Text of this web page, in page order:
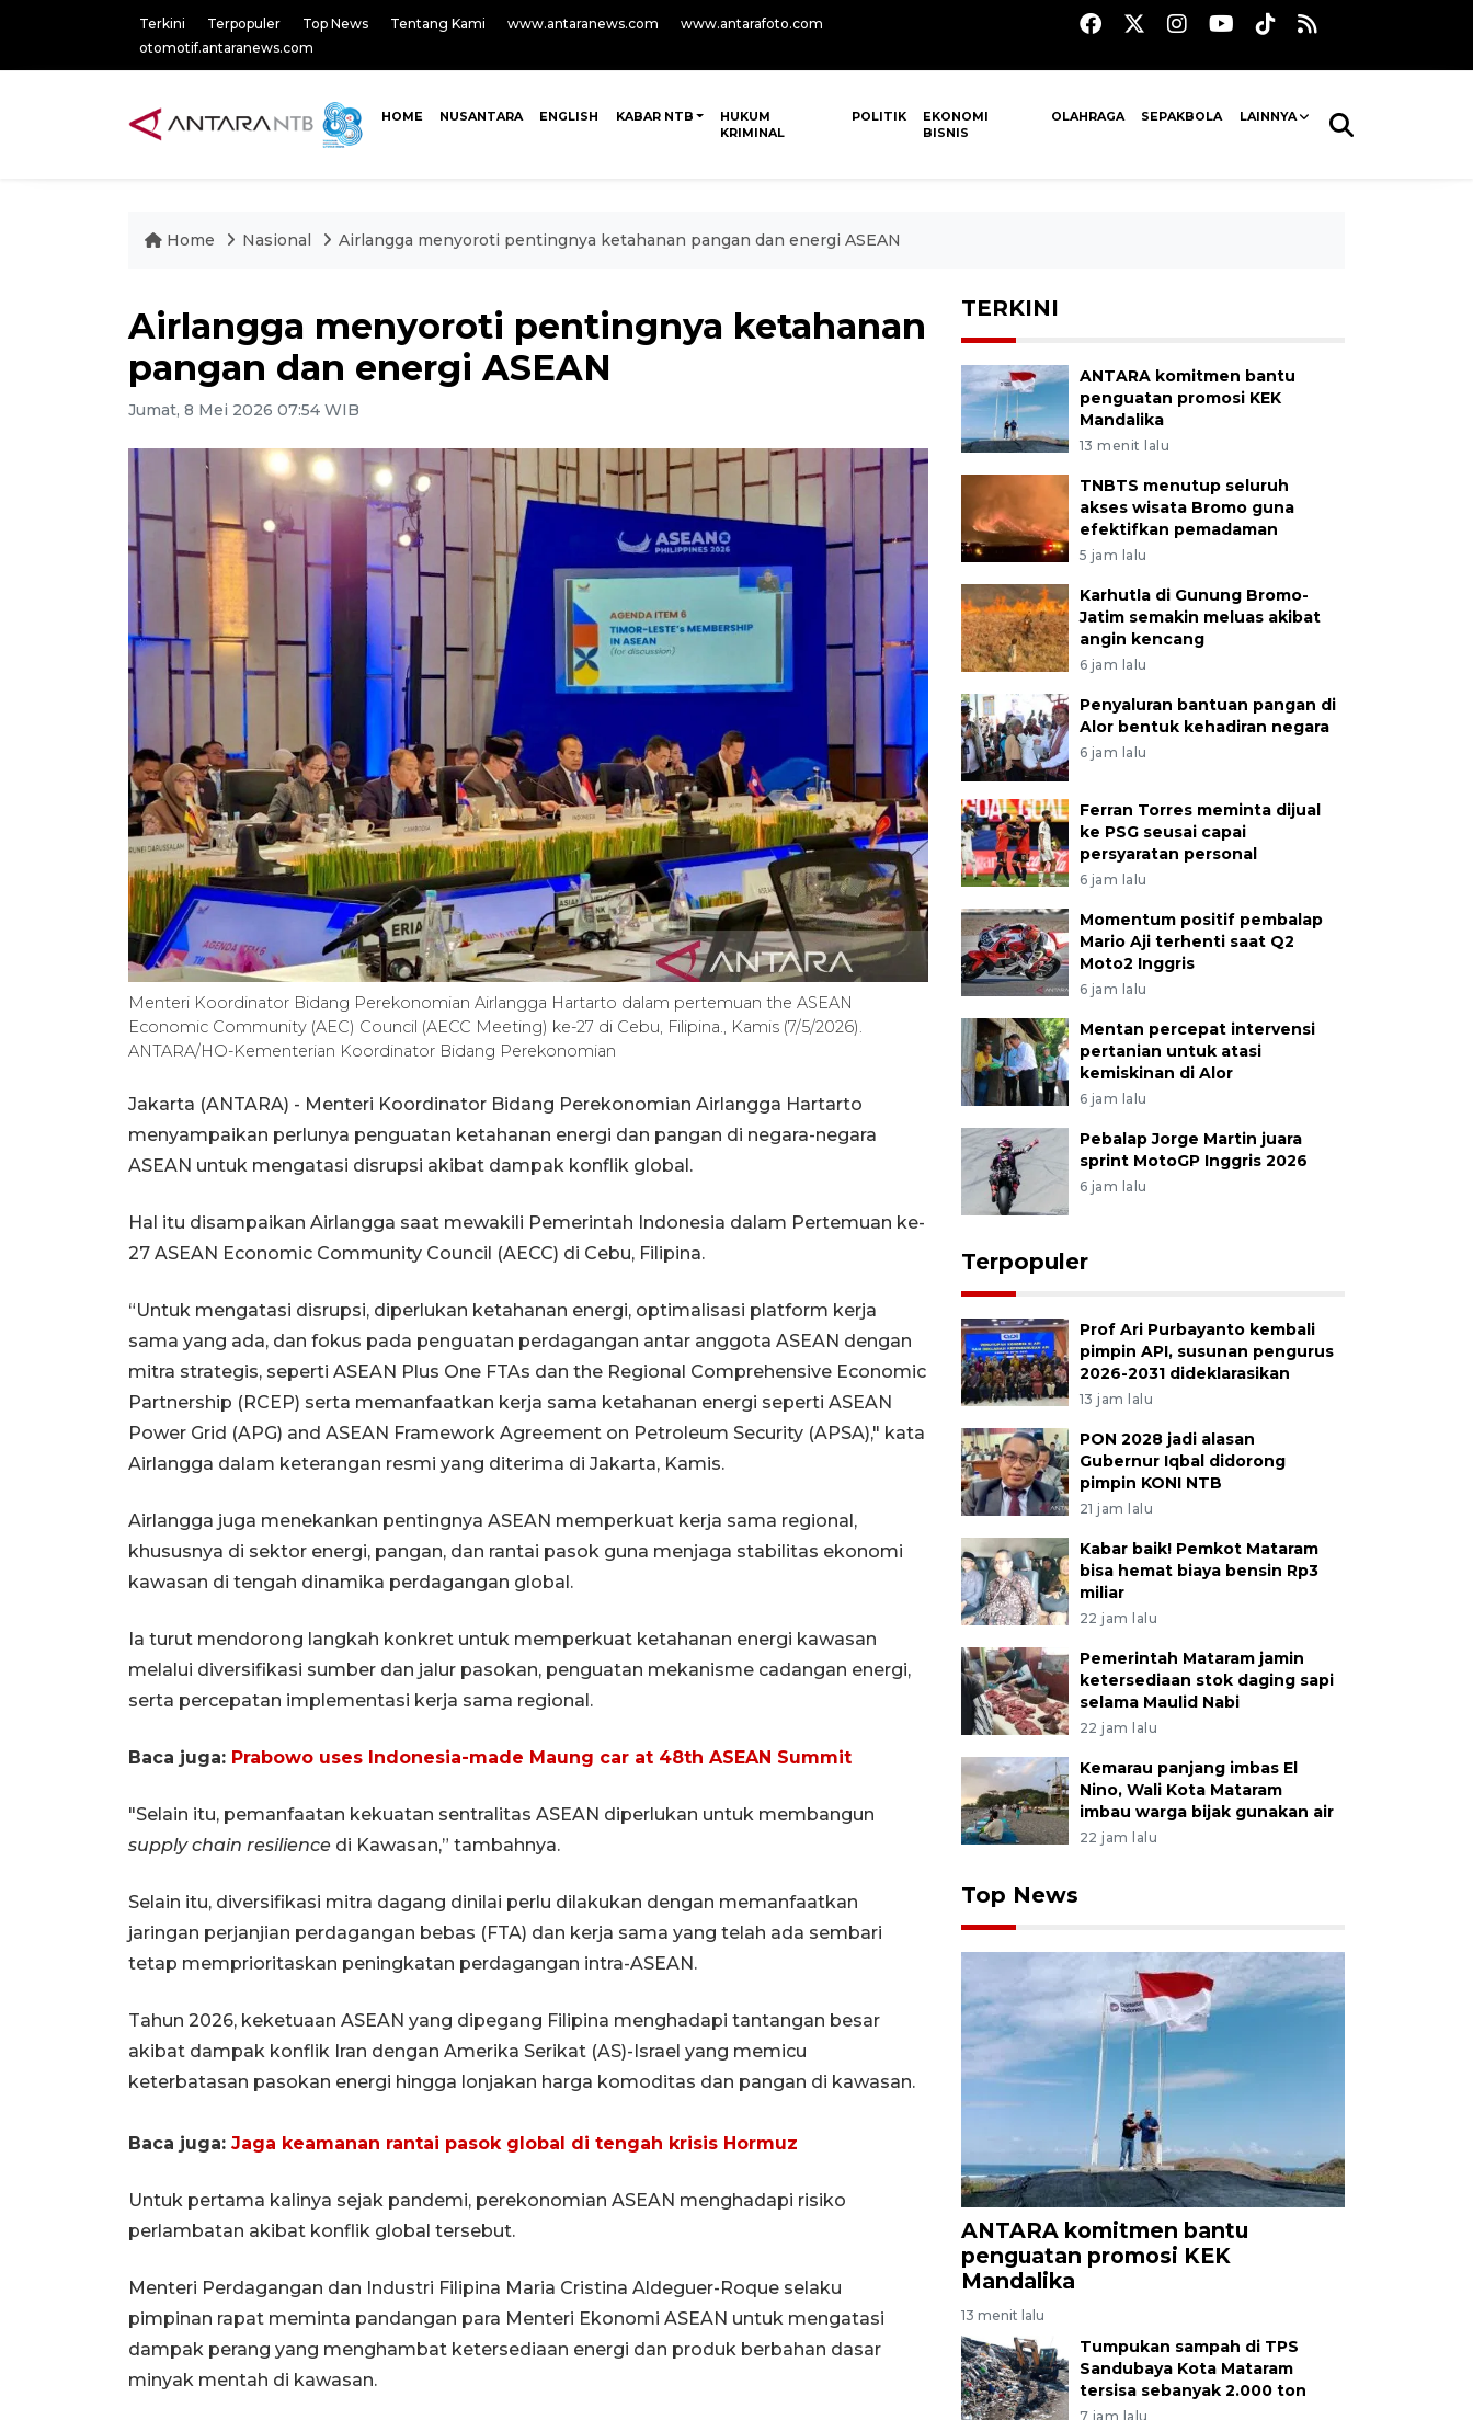
Terkini Terpopuler Top News Tentang Kami www.antaranews.com
www.antarafoto.com
otomotif.antaranews.com
HOME NUSANTARA ENGLISH KABAR NTB
HUKUM
KRIMINAL
POLITIK
EKONOMI
BISNIS
OLAHRAGA SEPAKBOLA LAINNYA
Home Nasional Airlangga menyoroti pentingnya ketahanan pangan dan energi ASEAN
Airlangga menyoroti pentingnya ketahanan
pangan dan energi ASEAN
Jumat, 8 Mei 2026 07:54 WIB
Menteri Koordinator Bidang Perekonomian Airlangga Hartarto dalam pertemuan the ASEAN
Economic Community (AEC) Council (AECC Meeting) ke-27 di Cebu, Filipina., Kamis (7/5/2026).
ANTARA/HO-Kementerian Koordinator Bidang Perekonomian
Jakarta (ANTARA) - Menteri Koordinator Bidang Perekonomian Airlangga Hartarto
menyampaikan perlunya penguatan ketahanan energi dan pangan di negara-negara
ASEAN untuk mengatasi disrupsi akibat dampak konflik global.
Hal itu disampaikan Airlangga saat mewakili Pemerintah Indonesia dalam Pertemuan ke-
27 ASEAN Economic Community Council (AECC) di Cebu, Filipina.
“Untuk mengatasi disrupsi, diperlukan ketahanan energi, optimalisasi platform kerja
sama yang ada, dan fokus pada penguatan perdagangan antar anggota ASEAN dengan
mitra strategis, seperti ASEAN Plus One FTAs dan the Regional Comprehensive Economic
Partnership (RCEP) serta memanfaatkan kerja sama ketahanan energi seperti ASEAN
Power Grid (APG) and ASEAN Framework Agreement on Petroleum Security (APSA)," kata
Airlangga dalam keterangan resmi yang diterima di Jakarta, Kamis.
Airlangga juga menekankan pentingnya ASEAN memperkuat kerja sama regional,
khususnya di sektor energi, pangan, dan rantai pasok guna menjaga stabilitas ekonomi
kawasan di tengah dinamika perdagangan global.
Ia turut mendorong langkah konkret untuk memperkuat ketahanan energi kawasan
melalui diversifikasi sumber dan jalur pasokan, penguatan mekanisme cadangan energi,
serta percepatan implementasi kerja sama regional.
Baca juga: Prabowo uses Indonesia-made Maung car at 48th ASEAN Summit
"Selain itu, pemanfaatan kekuatan sentralitas ASEAN diperlukan untuk membangun
supply chain resilience di Kawasan,” tambahnya.
Selain itu, diversifikasi mitra dagang dinilai perlu dilakukan dengan memanfaatkan
jaringan perjanjian perdagangan bebas (FTA) dan kerja sama yang telah ada sembari
tetap memprioritaskan peningkatan perdagangan intra-ASEAN.
Tahun 2026, keketuaan ASEAN yang dipegang Filipina menghadapi tantangan besar
akibat dampak konflik Iran dengan Amerika Serikat (AS)-Israel yang memicu
keterbatasan pasokan energi hingga lonjakan harga komoditas dan pangan di kawasan.
Baca juga: Jaga keamanan rantai pasok global di tengah krisis Hormuz
Untuk pertama kalinya sejak pandemi, perekonomian ASEAN menghadapi risiko
perlambatan akibat konflik global tersebut.
Menteri Perdagangan dan Industri Filipina Maria Cristina Aldeguer-Roque selaku
pimpinan rapat meminta pandangan para Menteri Ekonomi ASEAN untuk mengatasi
dampak perang yang menghambat ketersediaan energi dan produk berbahan dasar
minyak mentah di kawasan.
TERKINI
ANTARA komitmen bantu
penguatan promosi KEK
Mandalika
13 menit lalu
TNBTS menutup seluruh
akses wisata Bromo guna
efektifkan pemadaman
5 jam lalu
Karhutla di Gunung Bromo-
Jatim semakin meluas akibat
angin kencang
6 jam lalu
Penyaluran bantuan pangan di
Alor bentuk kehadiran negara
6 jam lalu
Ferran Torres meminta dijual
ke PSG seusai capai
persyaratan personal
6 jam lalu
Momentum positif pembalap
Mario Aji terhenti saat Q2
Moto2 Inggris
6 jam lalu
Mentan percepat intervensi
pertanian untuk atasi
kemiskinan di Alor
6 jam lalu
Pebalap Jorge Martin juara
sprint MotoGP Inggris 2026
6 jam lalu
Terpopuler
Prof Ari Purbayanto kembali
pimpin API, susunan pengurus
2026-2031 dideklarasikan
13 jam lalu
PON 2028 jadi alasan
Gubernur Iqbal didorong
pimpin KONI NTB
21 jam lalu
Kabar baik! Pemkot Mataram
bisa hemat biaya bensin Rp3
miliar
22 jam lalu
Pemerintah Mataram jamin
ketersediaan stok daging sapi
selama Maulid Nabi
22 jam lalu
Kemarau panjang imbas El
Nino, Wali Kota Mataram
imbau warga bijak gunakan air
22 jam lalu
Top News
ANTARA komitmen bantu
penguatan promosi KEK
Mandalika
13 menit lalu
Tumpukan sampah di TPS
Sandubaya Kota Mataram
tersisa sebanyak 2.000 ton
7 jam lalu